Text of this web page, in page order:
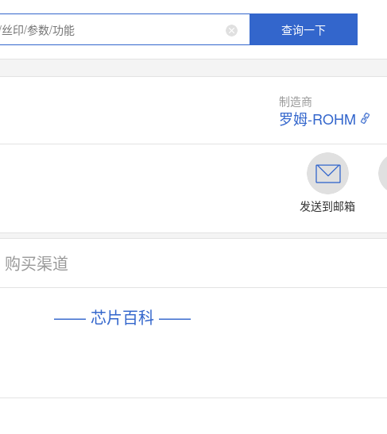
查询一下
制造商
罗姆-ROHM
发送到邮箱
购买渠道
—— 芯片百科 ——